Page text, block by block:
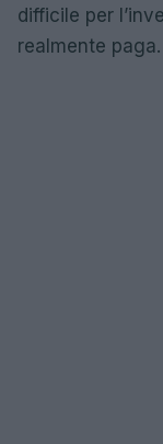
difficile per
realmente paga.